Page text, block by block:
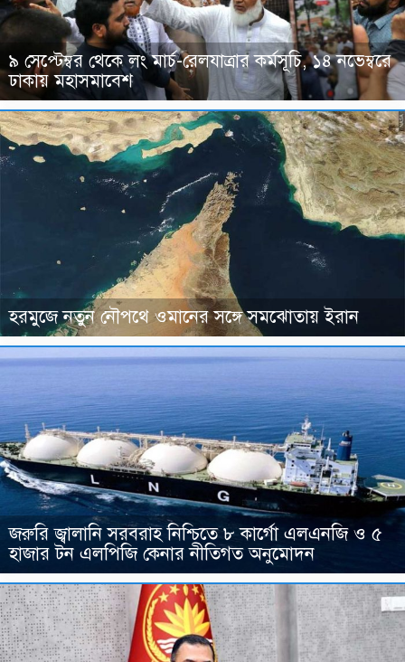
৯ সেপ্টেম্বর থেকে লং মার্চ-রেলযাত্রার কর্মসূচি, ১৪ নভেম্বরে
ঢাকায় মহাসমাবেশ
হরমুজে নতুন নৌপথে ওমানের সঙ্গে সমঝোতায় ইরান
জরুরি জ্বালানি সরবরাহ নিশ্চিতে ৮ কার্গো এলএনজি ও ৫
হাজার টন এলপিজি কেনার নীতিগত অনুমোদন